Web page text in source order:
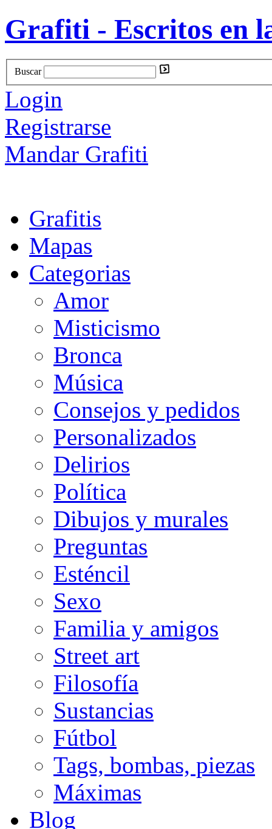
Grafiti - Escritos en
Buscar
Login
Registrarse
Mandar Grafiti
Grafitis
Mapas
Categorias
Amor
Misticismo
Bronca
Música
Consejos y pedidos
Personalizados
Delirios
Política
Dibujos y murales
Preguntas
Esténcil
Sexo
Familia y amigos
Street art
Filosofía
Sustancias
Fútbol
Tags, bombas, piezas
Máximas
Blog